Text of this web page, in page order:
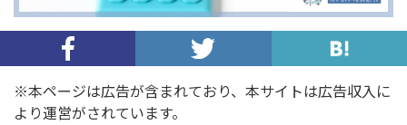
※本ページは広告が含まれており、本サイトは広告収入に
より運営がされています。